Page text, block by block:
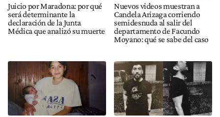
Juicio por Maradona: por qué
será determinante la
declaración de la Junta
Médica que analizó su muerte
Nuevos videos muestran a
Candela Arizaga corriendo
semidesnuda al salir del
departamento de Facundo
Moyano: qué se sabe del caso